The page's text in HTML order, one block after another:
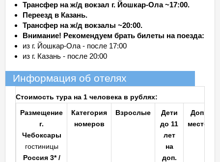
Трансфер на ж/д вокзал г. Йошкар-Ола ~17:00.
Переезд в Казань.
Трансфер на ж/д вокзалы ~20:00.
Внимание! Рекомендуем брать билеты на поезда:
из г. Йошкар-Ола - после 17:00
из г. Казань - после 20:00
Информация об отелях
Стоимость тура на 1 человека в рублях:
Размещение
г.
Чебоксары
гостиницы
Россия 3* /
Категория
номеров
Взрослые
Дети
до 11
лет
на
доп.
Доп.
место